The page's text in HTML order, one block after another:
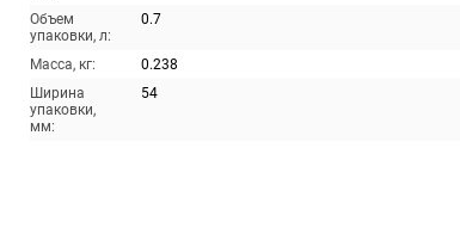
Объем
упаковки, л:
0.7
Масса, кг:
0.238
Ширина
упаковки,
мм:
54